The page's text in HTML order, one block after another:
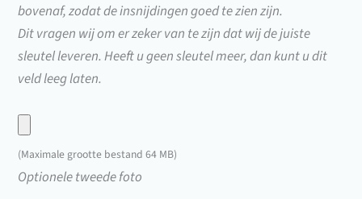
bovenaf, zodat de insnijdingen goed te zien zijn.
Dit vragen wij om er zeker van te zijn dat wij de juiste
sleutel leveren. Heeft u geen sleutel meer, dan kunt u dit
veld leeg laten.
hier
een
(Maximale grootte bestand 64 MB)
Upload
Optionele tweede foto